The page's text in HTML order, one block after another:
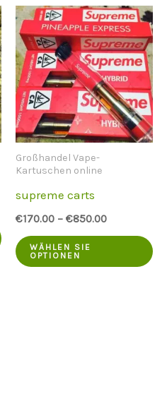
mehrere
Varianten.
Die
Optionen
können
auf
der
ausgewählt
werden
Produkt
Großhandel Vape-
Kartuschen online
supreme carts
€170.00 – €850.00
WÄHLEN SIE
OPTIONEN